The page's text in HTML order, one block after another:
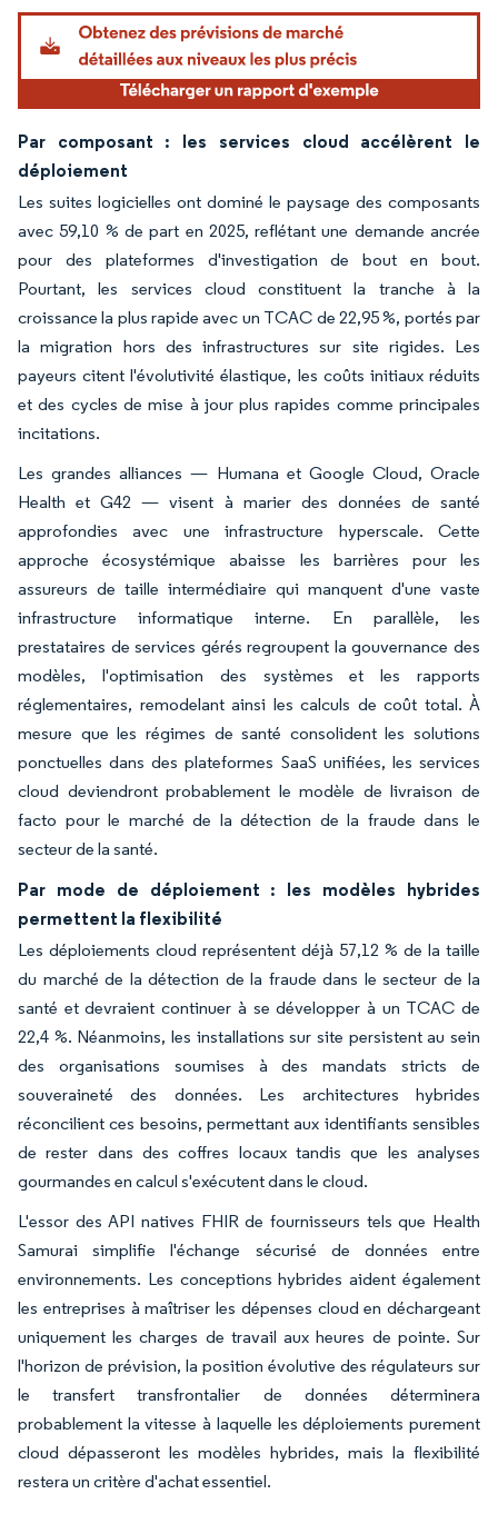
Par composant : les services cloud accélèrent le
déploiement
Les suites logicielles ont dominé le paysage des composants
avec 59,10 % de part en 2025, reflétant une demande ancrée
pour des plateformes d'investigation de bout en bout.
Pourtant, les services cloud constituent la tranche à la
croissance la plus rapide avec un TCAC de 22,95 %, portés par
la migration hors des infrastructures sur site rigides. Les
payeurs citent l'évolutivité élastique, les coûts initiaux réduits
et des cycles de mise à jour plus rapides comme principales
incitations.
Les grandes alliances — Humana et Google Cloud, Oracle
Health et G42 — visent à marier des données de santé
approfondies avec une infrastructure hyperscale. Cette
approche écosystémique abaisse les barrières pour les
assureurs de taille intermédiaire qui manquent d'une vaste
infrastructure informatique interne. En parallèle, les
prestataires de services gérés regroupent la gouvernance des
modèles, l'optimisation des systèmes et les rapports
réglementaires, remodelant ainsi les calculs de coût total. À
mesure que les régimes de santé consolident les solutions
ponctuelles dans des plateformes SaaS unifiées, les services
cloud deviendront probablement le modèle de livraison de
facto pour le marché de la détection de la fraude dans le
secteur de la santé.
Par mode de déploiement : les modèles hybrides
permettent la flexibilité
Les déploiements cloud représentent déjà 57,12 % de la taille
du marché de la détection de la fraude dans le secteur de la
santé et devraient continuer à se développer à un TCAC de
22,4 %. Néanmoins, les installations sur site persistent au sein
des organisations soumises à des mandats stricts de
souveraineté des données. Les architectures hybrides
réconcilient ces besoins, permettant aux identifiants sensibles
de rester dans des coffres locaux tandis que les analyses
gourmandes en calcul s'exécutent dans le cloud.
L'essor des API natives FHIR de fournisseurs tels que Health
Samurai simplifie l'échange sécurisé de données entre
environnements. Les conceptions hybrides aident également
les entreprises à maîtriser les dépenses cloud en déchargeant
uniquement les charges de travail aux heures de pointe. Sur
l'horizon de prévision, la position évolutive des régulateurs sur
le transfert transfrontalier de données déterminera
probablement la vitesse à laquelle les déploiements purement
cloud dépasseront les modèles hybrides, mais la flexibilité
restera un critère d'achat essentiel.